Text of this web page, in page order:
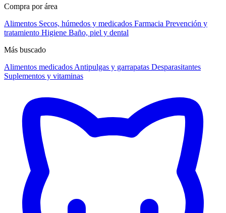
Compra por área
Alimentos Secos, húmedos y medicados Farmacia Prevención y
tratamiento Higiene Baño, piel y dental
Más buscado
Alimentos medicados Antipulgas y garrapatas Desparasitantes
Suplementos y vitaminas